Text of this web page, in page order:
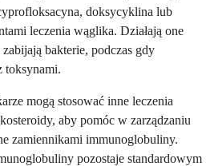
doksycyklina lub
leczenia wąglika. Działają one
bakterie, podczas gdy
toksynami.
mogą stosować inne leczenia
aby pomóc w zarządzaniu
zamiennikami immunoglobuliny.
pozostaje standardowym